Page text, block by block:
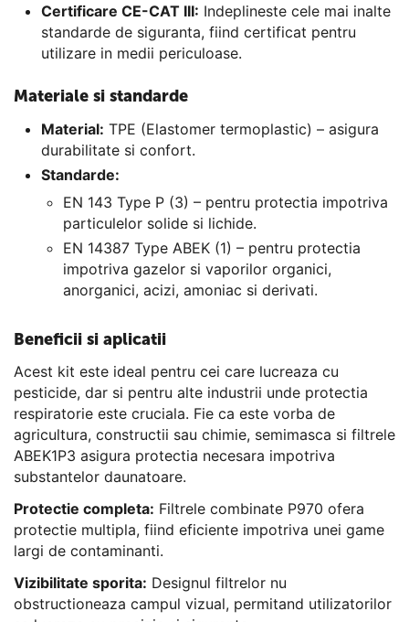
Certificare CE-CAT III: Indeplineste cele mai inalte
standarde de siguranta, fiind certificat pentru
utilizare in medii periculoase.
Materiale si standarde
Material: TPE (Elastomer termoplastic) – asigura
durabilitate si confort.
Standarde:
EN 143 Type P (3) – pentru protectia impotriva
particulelor solide si lichide.
EN 14387 Type ABEK (1) – pentru protectia
impotriva gazelor si vaporilor organici,
anorganici, acizi, amoniac si derivati.
Beneficii si aplicatii
Acest kit este ideal pentru cei care lucreaza cu
pesticide, dar si pentru alte industrii unde protectia
respiratorie este cruciala. Fie ca este vorba de
agricultura, constructii sau chimie, semimasca si filtrele
ABEK1P3 asigura protectia necesara impotriva
substantelor daunatoare.
Protectie completa: Filtrele combinate P970 ofera
protectie multipla, fiind eficiente impotriva unei game
largi de contaminanti.
Vizibilitate sporita: Designul filtrelor nu
obstructioneaza campul vizual, permitand utilizatorilor